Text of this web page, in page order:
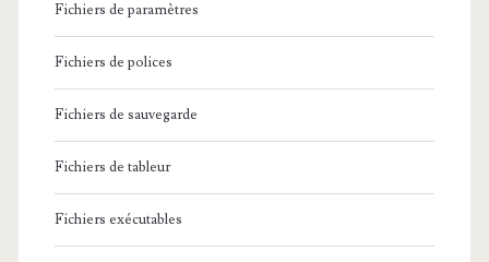
Fichiers de paramètres
Fichiers de polices
Fichiers de sauvegarde
Fichiers de tableur
Fichiers exécutables